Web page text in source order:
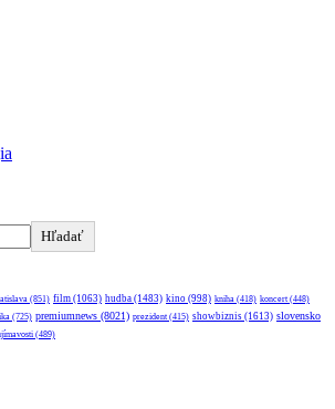
Hľadať
(851) film (1063) hudba (1483) kino (998) kniha (418) koncert (448)
(725) premiumnews (8021) prezident (415) showbiznis (1613) slovensko
(489)